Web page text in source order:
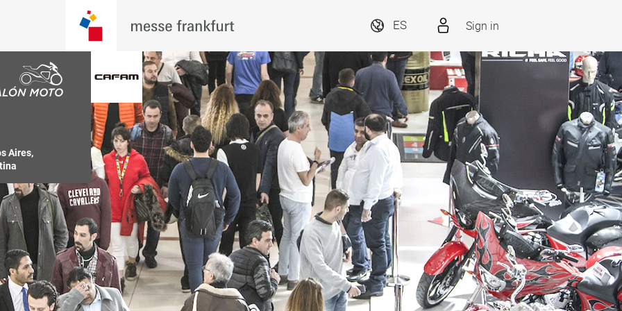
ES Sign in
Aires,